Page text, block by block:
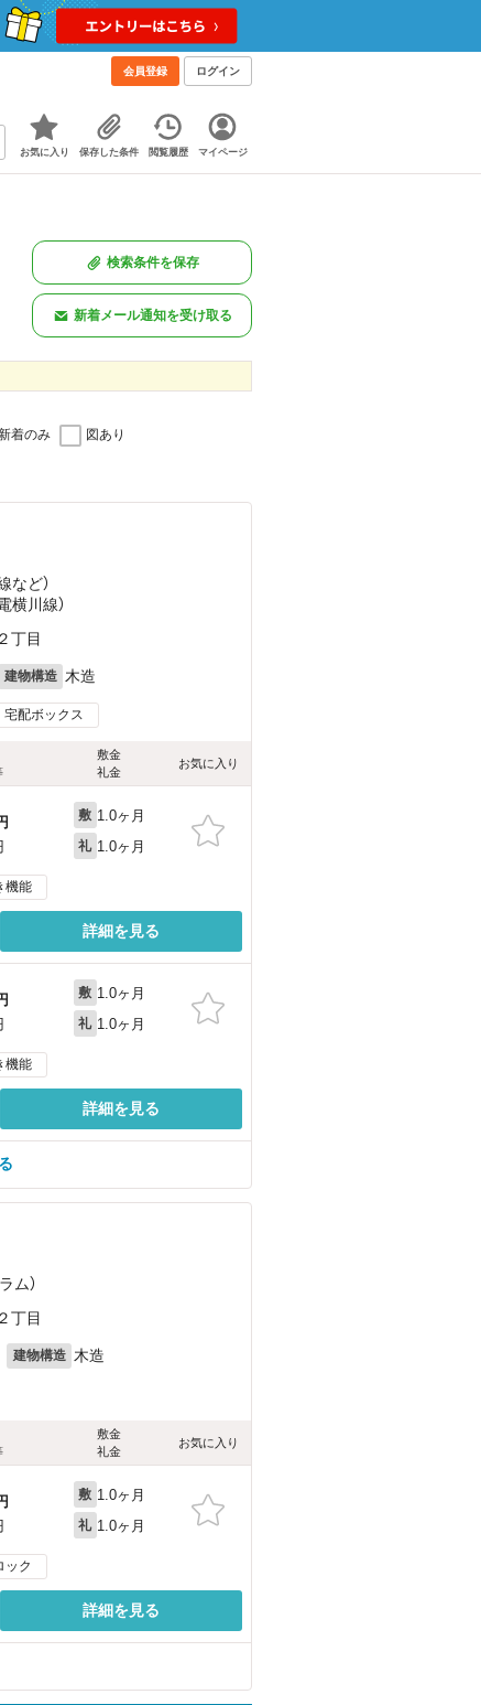
会員登録 ログイン
お気に入り 保存した条件 閲覧履歴 マイページ
検索条件を保存
新着メール通知を受け取る
着のみ 図あり
など）
横川線）
丁目
建物構造 木造
宅配ボックス
敷金
礼金
お気に入り
敷 1.0ヶ月
礼 1.0ヶ月
機能
詳細を見る
敷 1.0ヶ月
礼 1.0ヶ月
機能
詳細を見る
ム）
丁目
建物構造 木造
敷金
礼金
お気に入り
敷 1.0ヶ月
礼 1.0ヶ月
ック
詳細を見る